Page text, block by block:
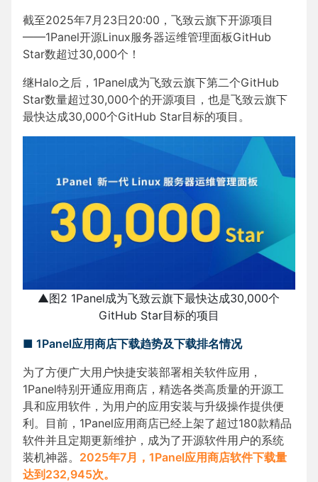
截至2025年7月23日20:00，飞致云旗下开源项目
——1Panel开源Linux服务器运维管理面板GitHub
Star数超过30,000个！
继Halo之后，1Panel成为飞致云旗下第二个GitHub
Star数量超过30,000个的开源项目，也是飞致云旗下
最快达成30,000个GitHub Star目标的项目。
▲图2 1Panel成为飞致云旗下最快达成30,000个
GitHub Star目标的项目
■ 1Panel应用商店下载趋势及下载排名情况
为了方便广大用户快捷安装部署相关软件应用，
1Panel特别开通应用商店，精选各类高质量的开源工
具和应用软件，为用户的应用安装与升级操作提供便
利。目前，1Panel应用商店已经上架了超过180款精品
软件并且定期更新维护，成为了开源软件用户的系统
装机神器。 2025年7月，1Panel应用商店软件下载量
达到232,945次。